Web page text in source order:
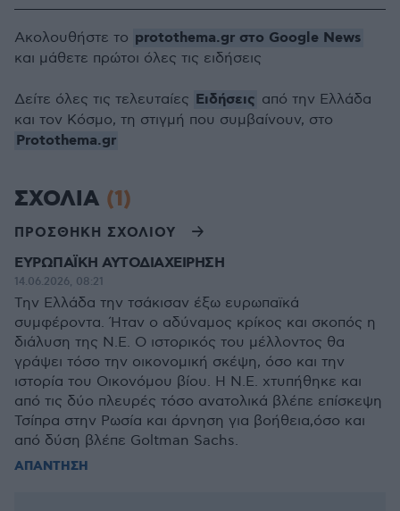
Ακολουθήστε το protothema.gr στο Google News
και μάθετε πρώτοι όλες τις ειδήσεις
Δείτε όλες τις τελευταίες Ειδήσεις από την Ελλάδα
και τον Κόσμο, τη στιγμή που συμβαίνουν, στο
Protothema.gr
ΣΧΟΛΙΑ (1)
ΠΡΟΣΘΗΚΗ ΣΧΟΛΙΟΥ
ΕΥΡΩΠΑΪΚΗ ΑΥΤΟΔΙΑΧΕΙΡΗΣΗ
14.06.2026, 08:21
Την Ελλάδα την τσάκισαν έξω ευρωπαϊκά
συμφέροντα. Ήταν ο αδύναμος κρίκος και σκοπός η
διάλυση της Ν.Ε. Ο ιστορικός του μέλλοντος θα
γράψει τόσο την οικονομική σκέψη, όσο και την
ιστορία του Οικονόμου βίου. Η Ν.Ε. χτυπήθηκε και
από τις δύο πλευρές τόσο ανατολικά βλέπε επίσκεψη
Τσίπρα στην Ρωσία και άρνηση για βοήθεια,όσο και
από δύση βλέπε Goltman Sachs.
ΑΠΑΝΤΗΣΗ